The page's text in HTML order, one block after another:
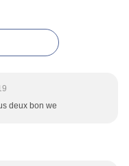
deux bon we